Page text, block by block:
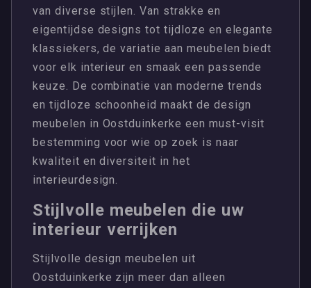
van diverse stijlen. Van strakke en
eigentijdse designs tot tijdloze en elegante
klassiekers, de variatie aan meubelen biedt
voor elk interieur en smaak een passende
keuze. De combinatie van moderne trends
en tijdloze schoonheid maakt de design
meubelen in Oostduinkerke een must-visit
bestemming voor wie op zoek is naar
kwaliteit en diversiteit in het
interieurdesign.
Stijlvolle meubelen die uw
interieur verrijken
Stijlvolle design meubelen uit
Oostduinkerke zijn meer dan alleen